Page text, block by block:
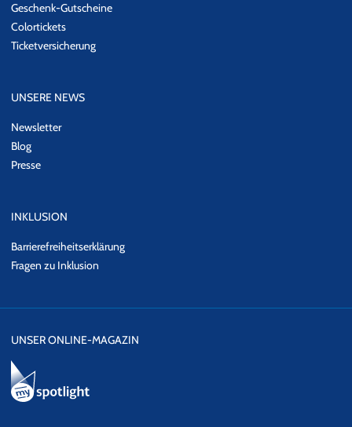
Geschenk-Gutscheine
Colortickets
Ticketversicherung
UNSERE NEWS
Newsletter
Blog
Presse
INKLUSION
Barrierefreiheitserklärung
Fragen zu Inklusion
UNSER ONLINE-MAGAZIN